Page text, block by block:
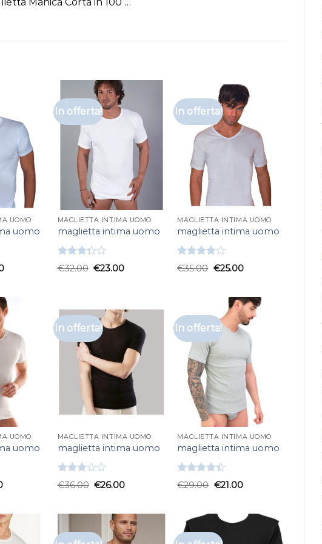
Manica Corta in 100 …
UOMO
uomo
In offerta!
MAGLIETTA INTIMA UOMO
maglietta intima uomo
Valutato
3.33su
€32.00 €23.00
In offerta!
MAGLIETTA INTIMA UOMO
maglietta intima uomo
Valutato
4.00su
€35.00 €25.00
UOMO
uomo
In offerta!
MAGLIETTA INTIMA UOMO
maglietta intima uomo
Valutato
3.00
€36.00 €26.00
In offerta!
MAGLIETTA INTIMA UOMO
maglietta intima uomo
Valutato
4.33 su 5
€29.00 €21.00